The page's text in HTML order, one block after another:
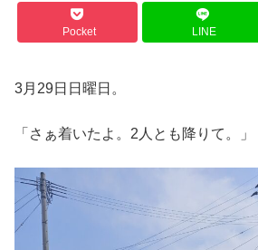
Pocket LINE
3月29日日曜日。
「さぁ着いたよ。2人とも降りて。」